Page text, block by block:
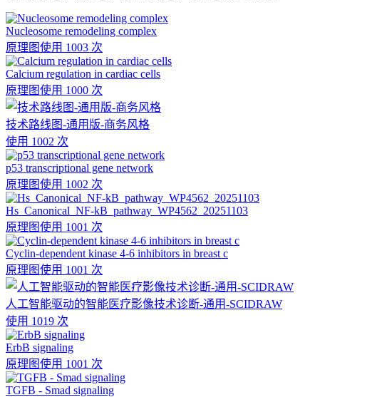
Nucleosome remodeling complex
原理图使用 1003 次
Calcium regulation in cardiac cells
原理图使用 1000 次
技术路线图-通用版-商务风格
使用 1002 次
p53 transcriptional gene network
原理图使用 1002 次
Hs_Canonical_NF-kB_pathway_WP4562_20251103
原理图使用 1001 次
Cyclin-dependent kinase 4-6 inhibitors in breast c
原理图使用 1001 次
人工智能驱动的智能医疗影像技术诊断-通用-SCIDRAW
使用 1019 次
ErbB signaling
原理图使用 1001 次
TGFB - Smad signaling